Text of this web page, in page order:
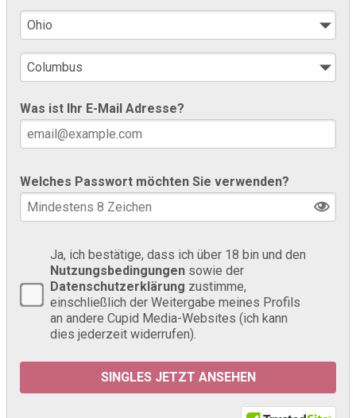
Was ist Ihr E-Mail Adresse?
Welches Passwort möchten Sie verwenden?
Ja, ich bestätige, dass ich über 18 bin und den
Nutzungsbedingungen sowie der
Datenschutzerklärung zustimme,
einschließlich der Weitergabe meines Profils
an andere Cupid Media-Websites (ich kann
dies jederzeit widerrufen).